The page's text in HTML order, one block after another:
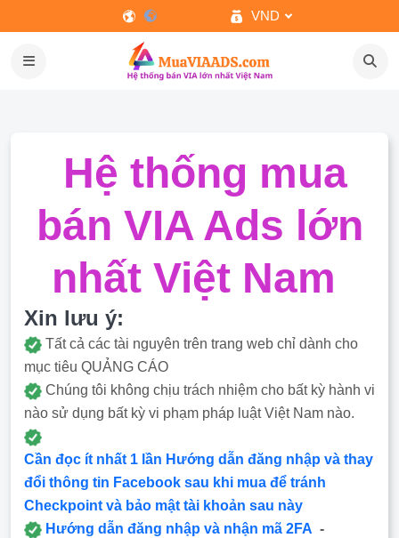
VND
Hệ thống mua
bán VIA Ads lớn
nhất Việt Nam
Xin lưu ý:
Tất cả các tài nguyên trên trang web chỉ dành cho
mục tiêu QUẢNG CÁO
Chúng tôi không chịu trách nhiệm cho bất kỳ hành vi
nào sử dụng bất kỳ vi phạm pháp luật Việt Nam nào.
Cần đọc ít nhất 1 lần Hướng dẫn đăng nhập và thay
đổi thông tin Facebook sau khi mua để tránh
Checkpoint và bảo mật tài khoản sau này
Hướng dẫn đăng nhập và nhận mã 2FA -